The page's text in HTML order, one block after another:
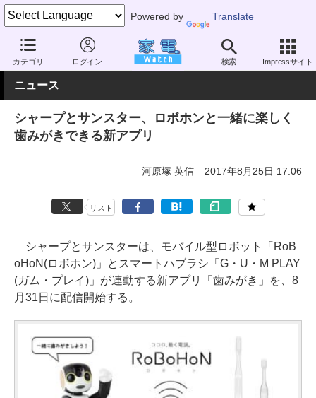
Powered by Translate
カテゴリ ログイン 検索 Impressサイト
家電 Watch ヘルスケア 健康家電 電動歯ブラシ・デンタルケア
ニュース
シャープとサンスター、ロボホンと一緒に楽しく
歯みがきできる新アプリ
河原塚 英信 2017年8月25日 17:06
リスト
シャープとサンスターは、モバイル型ロボット「RoB
oHoN(ロボホン)」とスマートハブラシ「G・U・M PLAY
(ガム・プレイ)」が連動する新アプリ「歯みがき」を、8
月31日に配信開始する。